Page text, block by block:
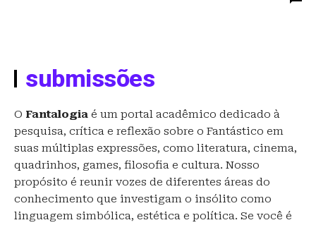
submissões
O Fantalogia é um portal acadêmico dedicado à
pesquisa, crítica e reflexão sobre o Fantástico em
suas múltiplas expressões, como literatura, cinema,
quadrinhos, games, filosofia e cultura. Nosso
propósito é reunir vozes de diferentes áreas do
conhecimento que investigam o insólito como
linguagem simbólica, estética e política. Se você é